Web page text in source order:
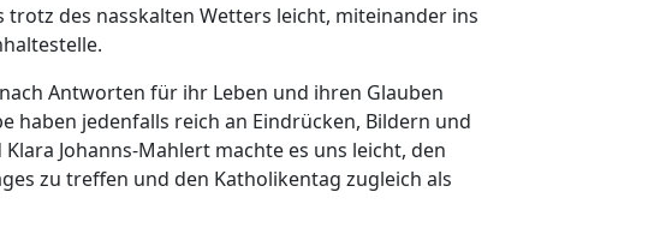
des nasskalten Wetters leicht, miteinander ins
Antworten für ihr Leben und ihren Glauben
haben jedenfalls reich an Eindrücken, Bildern und
Johanns-Mahlert machte es uns leicht, den
zu treffen und den Katholikentag zugleich als